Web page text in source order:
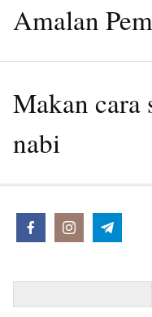
Amalan
Makan cara
nabi